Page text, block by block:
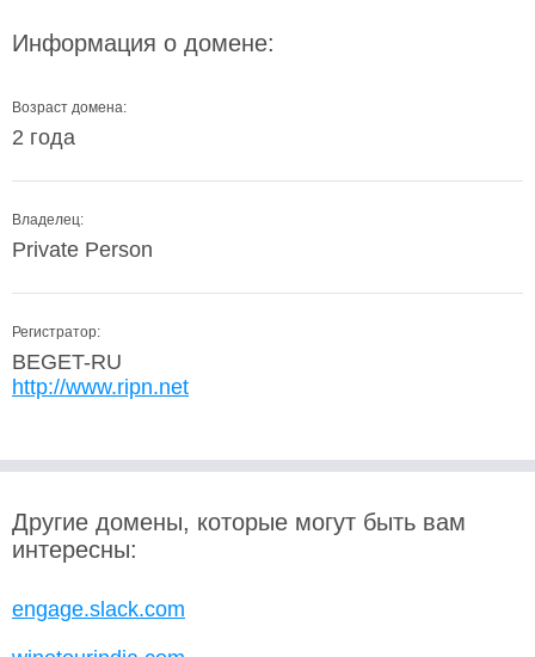
Информация о домене:
Возраст домена:
2 года
Владелец:
Private Person
Регистратор:
BEGET-RU
http://www.ripn.net
Другие домены, которые могут быть вам
интересны:
engage.slack.com